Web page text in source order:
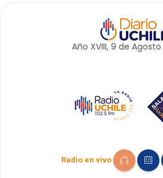
Año XVIII, 9 de Agosto
Radio en vivo